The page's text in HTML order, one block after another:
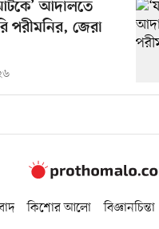
আদালতে
পরীমনির, জেরা
কিশোর আলো বিজ্ঞানচিন্তা